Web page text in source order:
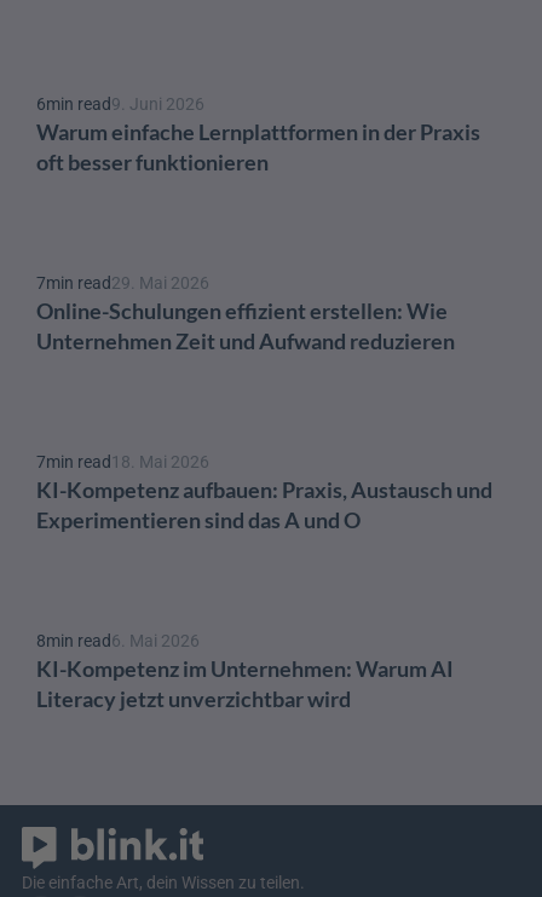
6min read9. Juni 2026
Warum einfache Lernplattformen in der Praxis
oft besser funktionieren
7min read29. Mai 2026
Online-Schulungen effizient erstellen: Wie
Unternehmen Zeit und Aufwand reduzieren
7min read18. Mai 2026
KI-Kompetenz aufbauen: Praxis, Austausch und
Experimentieren sind das A und O
8min read6. Mai 2026
KI-Kompetenz im Unternehmen: Warum AI
Literacy jetzt unverzichtbar wird
Die einfache Art, dein Wissen zu teilen.